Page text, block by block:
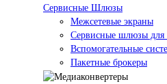
Сервисные Шлюзы
Межсетевые экраны
Сервисные шлюзы для
Вспомогательные
Пакетные брокеры